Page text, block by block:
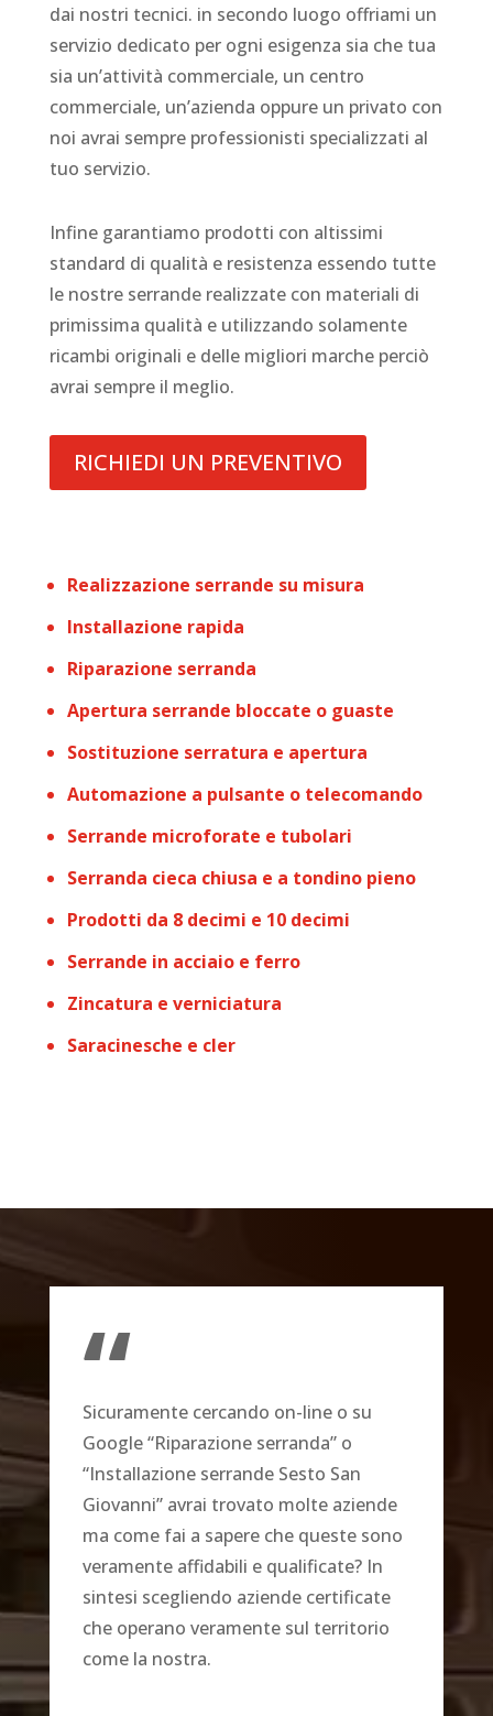
dai nostri tecnici. in secondo luogo offriami un
servizio dedicato per ogni esigenza sia che tua
sia un’attività commerciale, un centro
commerciale, un’azienda oppure un privato con
noi avrai sempre professionisti specializzati al
tuo servizio.
Infine garantiamo prodotti con altissimi
standard di qualità e resistenza essendo tutte
le nostre serrande realizzate con materiali di
primissima qualità e utilizzando solamente
ricambi originali e delle migliori marche perciò
avrai sempre il meglio.
RICHIEDI UN PREVENTIVO
Realizzazione serrande su misura
Installazione rapida
Riparazione serranda
Apertura serrande bloccate o guaste
Sostituzione serratura e apertura
Automazione a pulsante o telecomando
Serrande microforate e tubolari
Serranda cieca chiusa e a tondino pieno
Prodotti da 8 decimi e 10 decimi
Serrande in acciaio e ferro
Zincatura e verniciatura
Saracinesche e cler
“
Sicuramente cercando on-line o su
Google “Riparazione serranda” o
“Installazione serrande Sesto San
Giovanni” avrai trovato molte aziende
ma come fai a sapere che queste sono
veramente affidabili e qualificate? In
sintesi scegliendo aziende certificate
che operano veramente sul territorio
come la nostra.